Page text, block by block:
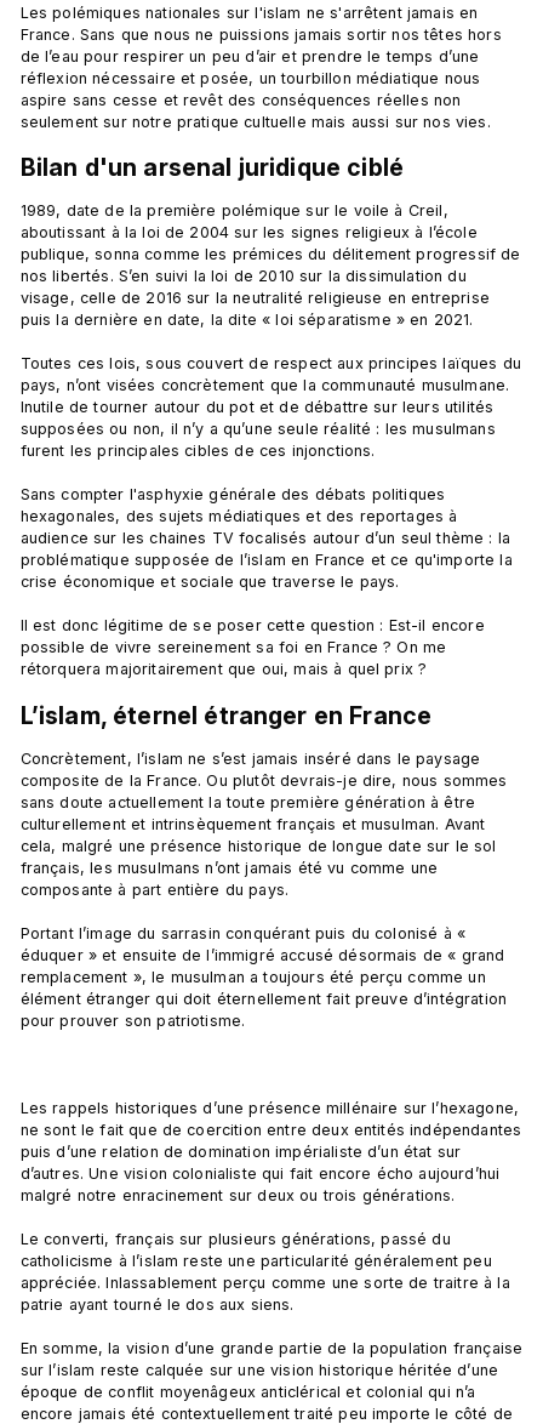
Les polémiques nationales sur l'islam ne s'arrêtent jamais en
France. Sans que nous ne puissions jamais sortir nos têtes hors
de l’eau pour respirer un peu d’air et prendre le temps d’une
réflexion nécessaire et posée, un tourbillon médiatique nous
aspire sans cesse et revêt des conséquences réelles non
Bilan d'un arsenal juridique ciblé
1989, date de la première polémique sur le voile à Creil,
aboutissant à la loi de 2004 sur les signes religieux à l’école
publique, sonna comme les prémices du délitement progressif de
nos libertés. S’en suivi la loi de 2010 sur la dissimulation du
visage, celle de 2016 sur la neutralité religieuse en entreprise
puis la dernière en date, la dite « loi séparatisme » en 2021.
Toutes ces lois, sous couvert de respect aux principes laïques du
pays, n’ont visées concrètement que la communauté musulmane.
Inutile de tourner autour du pot et de débattre sur leurs utilités
supposées ou non, il n’y a qu’une seule réalité : les musulmans
furent les principales cibles de ces injonctions.
Sans compter l'asphyxie générale des débats politiques
hexagonales, des sujets médiatiques et des reportages à
audience sur les chaines TV focalisés autour d’un seul thème : la
problématique supposée de l’islam en France et ce qu'importe la
crise économique et sociale que traverse le pays.
Il est donc légitime de se poser cette question : Est-il encore
possible de vivre sereinement sa foi en France ? On me
L’islam, éternel étranger en France
Concrètement, l’islam ne s’est jamais inséré dans le paysage
composite de la France. Ou plutôt devrais-je dire, nous sommes
sans doute actuellement la toute première génération à être
culturellement et intrinsèquement français et musulman. Avant
cela, malgré une présence historique de longue date sur le sol
français, les musulmans n’ont jamais été vu comme une
composante à part entière du pays.
Portant l’image du sarrasin conquérant puis du colonisé à «
éduquer » et ensuite de l’immigré accusé désormais de « grand
remplacement », le musulman a toujours été perçu comme un
élément étranger qui doit éternellement fait preuve d’intégration
pour prouver son patriotisme.
Les rappels historiques d’une présence millénaire sur l’hexagone,
ne sont le fait que de coercition entre deux entités indépendantes
puis d’une relation de domination impérialiste d’un état sur
d’autres. Une vision colonialiste qui fait encore écho aujourd’hui
malgré notre enracinement sur deux ou trois générations.
Le converti, français sur plusieurs générations, passé du
catholicisme à l’islam reste une particularité généralement peu
appréciée. Inlassablement perçu comme une sorte de traitre à la
patrie ayant tourné le dos aux siens.
En somme, la vision d’une grande partie de la population française
sur l’islam reste calquée sur une vision historique héritée d’une
époque de conflit moyenâgeux anticlérical et colonial qui n’a
encore jamais été contextuellement traité peu importe le côté de